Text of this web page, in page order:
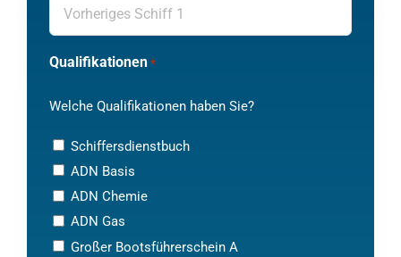
Schiff
1
Qualifikationen *
Welche Qualifikationen haben Sie?
Schiffersdienstbuch
ADN Basis
ADN Chemie
ADN Gas
Großer Bootsführerschein A